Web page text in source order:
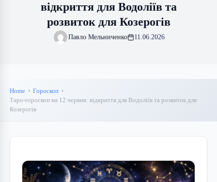
відкриття для Водоліїв та
розвиток для Козерогів
Павло Мельниченко 11.06.2026
Home
Гороскоп
Таро-гороскоп на 12 червня: відкриття для Водоліїв та розвиток для
Козерогів